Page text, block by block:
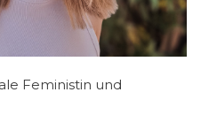
Feministin und